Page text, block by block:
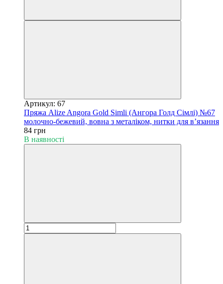
Артикул: 67
Пряжа Alize Angora Gold Simli (Ангора Голд Сімлі) №67
молочно-бежевий, вовна з металіком, нитки для в’язання
84 грн
В наявності